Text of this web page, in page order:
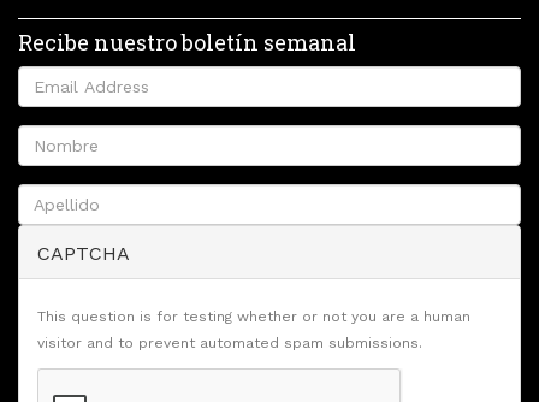
Recibe nuestro boletín semanal
CAPTCHA
This question is for testing whether or not you are a human
visitor and to prevent automated spam submissions.